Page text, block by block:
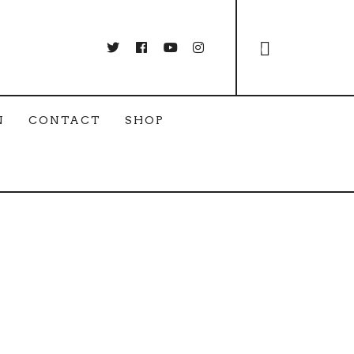
0
CONTACT SHOP